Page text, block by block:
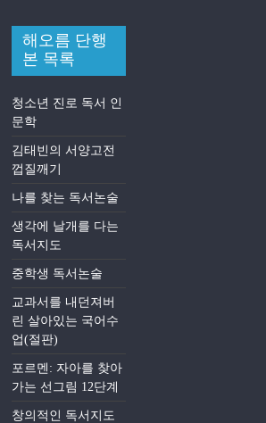
해오름 단행
본 목록
청소년 진로 독서 인
문학
김태빈의 서양고전
껍질깨기
나를 찾는 독서논술
생각에 날개를 다는
독서지도
중학생 독서논술
교과서를 내던져버
린 살아있는 국어수
업(절판)
포르멘: 자아를 찾아
가는 선그림 12단계
창의적인 독서지도